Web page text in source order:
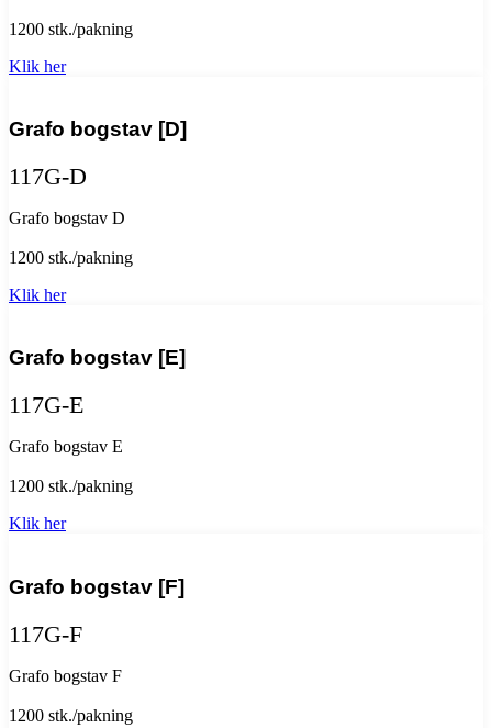
1200 stk./pakning
Klik her
Grafo bogstav [D]
117G-D
Grafo bogstav D
1200 stk./pakning
Klik her
Grafo bogstav [E]
117G-E
Grafo bogstav E
1200 stk./pakning
Klik her
Grafo bogstav [F]
117G-F
Grafo bogstav F
1200 stk./pakning